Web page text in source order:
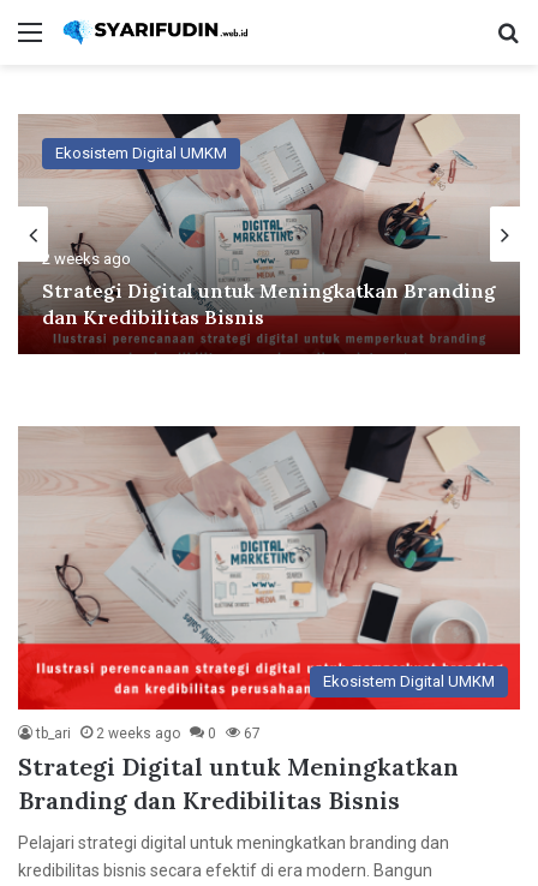
Menu
Ekosistem Digital UMKM
2 weeks ago
Strategi Digital untuk Meningkatkan Branding
dan Kredibilitas Bisnis
Ekosistem Digital UMKM
tb_ari 2 weeks ago 0 67
Strategi Digital untuk Meningkatkan
Branding dan Kredibilitas Bisnis
Pelajari strategi digital untuk meningkatkan branding dan
kredibilitas bisnis secara efektif di era modern. Bangun